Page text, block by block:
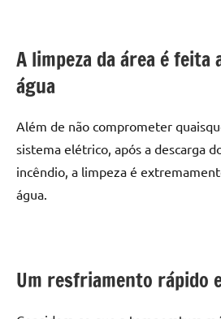
A limpeza da área é feita
água
Além de não comprometer
sistema elétrico, após a descarga
incêndio, a limpeza é
água.
Um resfriamento rápido